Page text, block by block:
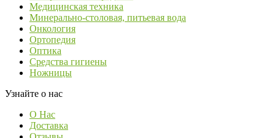
Медицинская техника
Минерально-столовая, питьевая вода
Онкология
Ортопедия
Оптика
Средства гигиены
Ножницы
Узнайте о нас
О Нас
Доставка